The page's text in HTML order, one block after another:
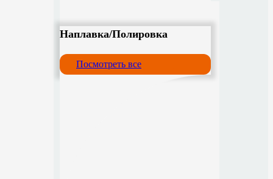
Наплавка/Полировка
Посмотреть все